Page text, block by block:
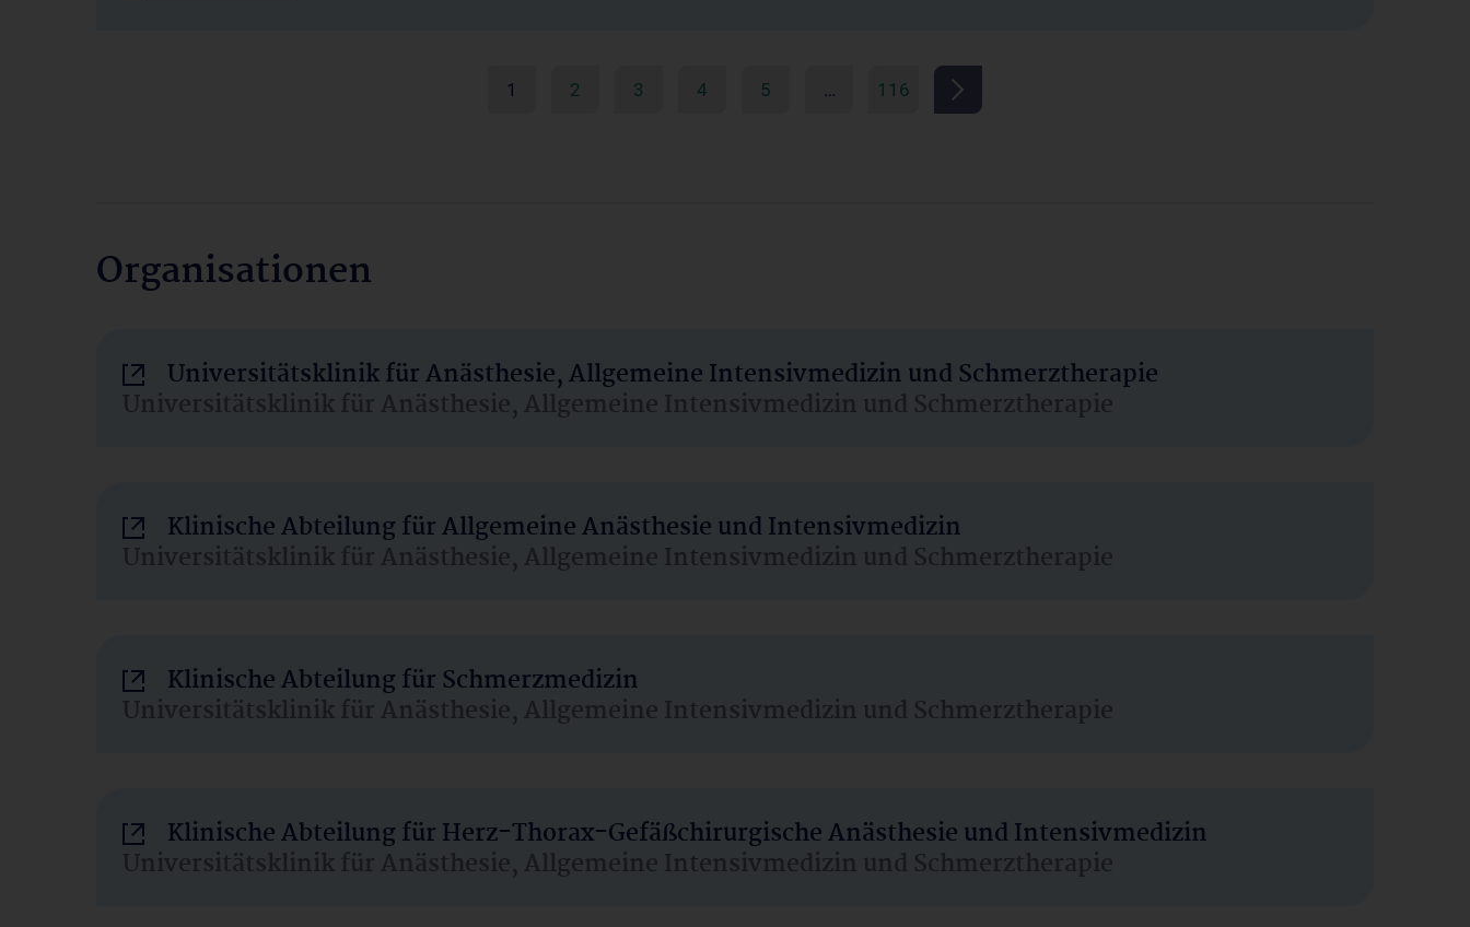
1 2 3 4 5 … 116
Organisationen
Universitätsklinik für Anästhesie, Allgemeine Intensivmedizin und Schmerztherapie
Universitätsklinik für Anästhesie, Allgemeine Intensivmedizin und Schmerztherapie
Klinische Abteilung für Allgemeine Anästhesie und Intensivmedizin
Universitätsklinik für Anästhesie, Allgemeine Intensivmedizin und Schmerztherapie
Klinische Abteilung für Schmerzmedizin
Universitätsklinik für Anästhesie, Allgemeine Intensivmedizin und Schmerztherapie
Klinische Abteilung für Herz-Thorax-Gefäßchirurgische Anästhesie und Intensivmedizin
Universitätsklinik für Anästhesie, Allgemeine Intensivmedizin und Schmerztherapie